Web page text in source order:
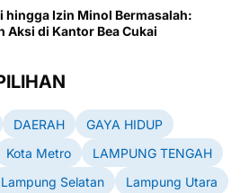
hingga Izin Minol Bermasalah:
Aksi di Kantor Bea Cukai
DAERAH
GAYA HIDUP
Kota Metro
LAMPUNG TENGAH
Lampung Selatan
Lampung Utara